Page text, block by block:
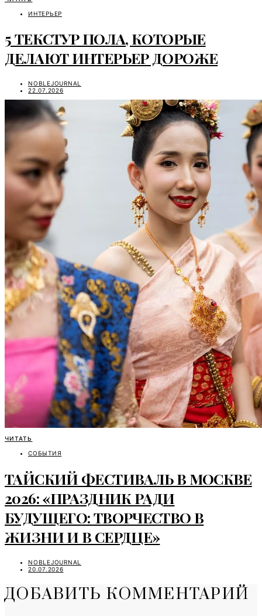
ИНТЕРЬЕР
5 ТЕКСТУР ПОЛА, КОТОРЫЕ
ДЕЛАЮТ ИНТЕРЬЕР ДОРОЖЕ
NOBLEJOURNAL
22.07.2026
ЧИТАТЬ
СОБЫТИЯ
ТАЙСКИЙ ФЕСТИВАЛЬ В МОСКВЕ
2026: «ПРАЗДНИК РАДИ
БУДУЩЕГО: ТВОРЧЕСТВО В
ЖИЗНИ И В СЕРДЦЕ»
NOBLEJOURNAL
20.07.2026
ДОБАВИТЬ КОММЕНТАРИЙ